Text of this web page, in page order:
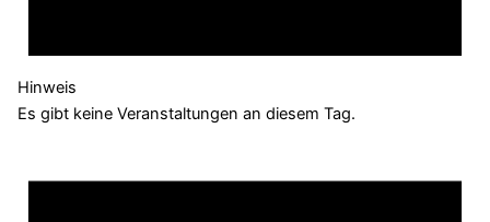
Hinweis
Es gibt keine Veranstaltungen an diesem Tag.